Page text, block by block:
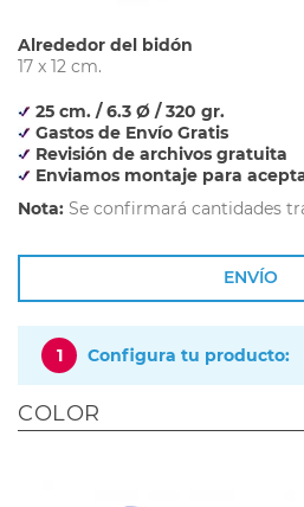
Alrededor del bidón
17 x 12 cm.
25 cm. / 6.3 Ø / 320 gr.
Gastos de Envío Gratis
Revisión de archivos gratuita
Enviamos montaje para
Nota: Se confirmará cantidades
ENVÍO
1 Configura tu producto:
COLOR